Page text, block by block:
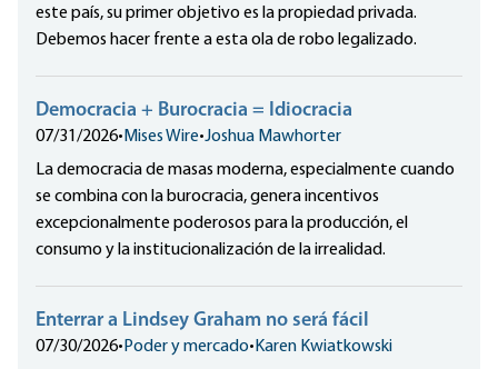
este país, su primer objetivo es la propiedad privada.
Debemos hacer frente a esta ola de robo legalizado.
Democracia + Burocracia = Idiocracia
07/31/2026• Mises Wire•Joshua Mawhorter
La democracia de masas moderna, especialmente cuando
se combina con la burocracia, genera incentivos
excepcionalmente poderosos para la producción, el
consumo y la institucionalización de la irrealidad.
Enterrar a Lindsey Graham no será fácil
07/30/2026• Poder y mercado• Karen Kwiatkowski